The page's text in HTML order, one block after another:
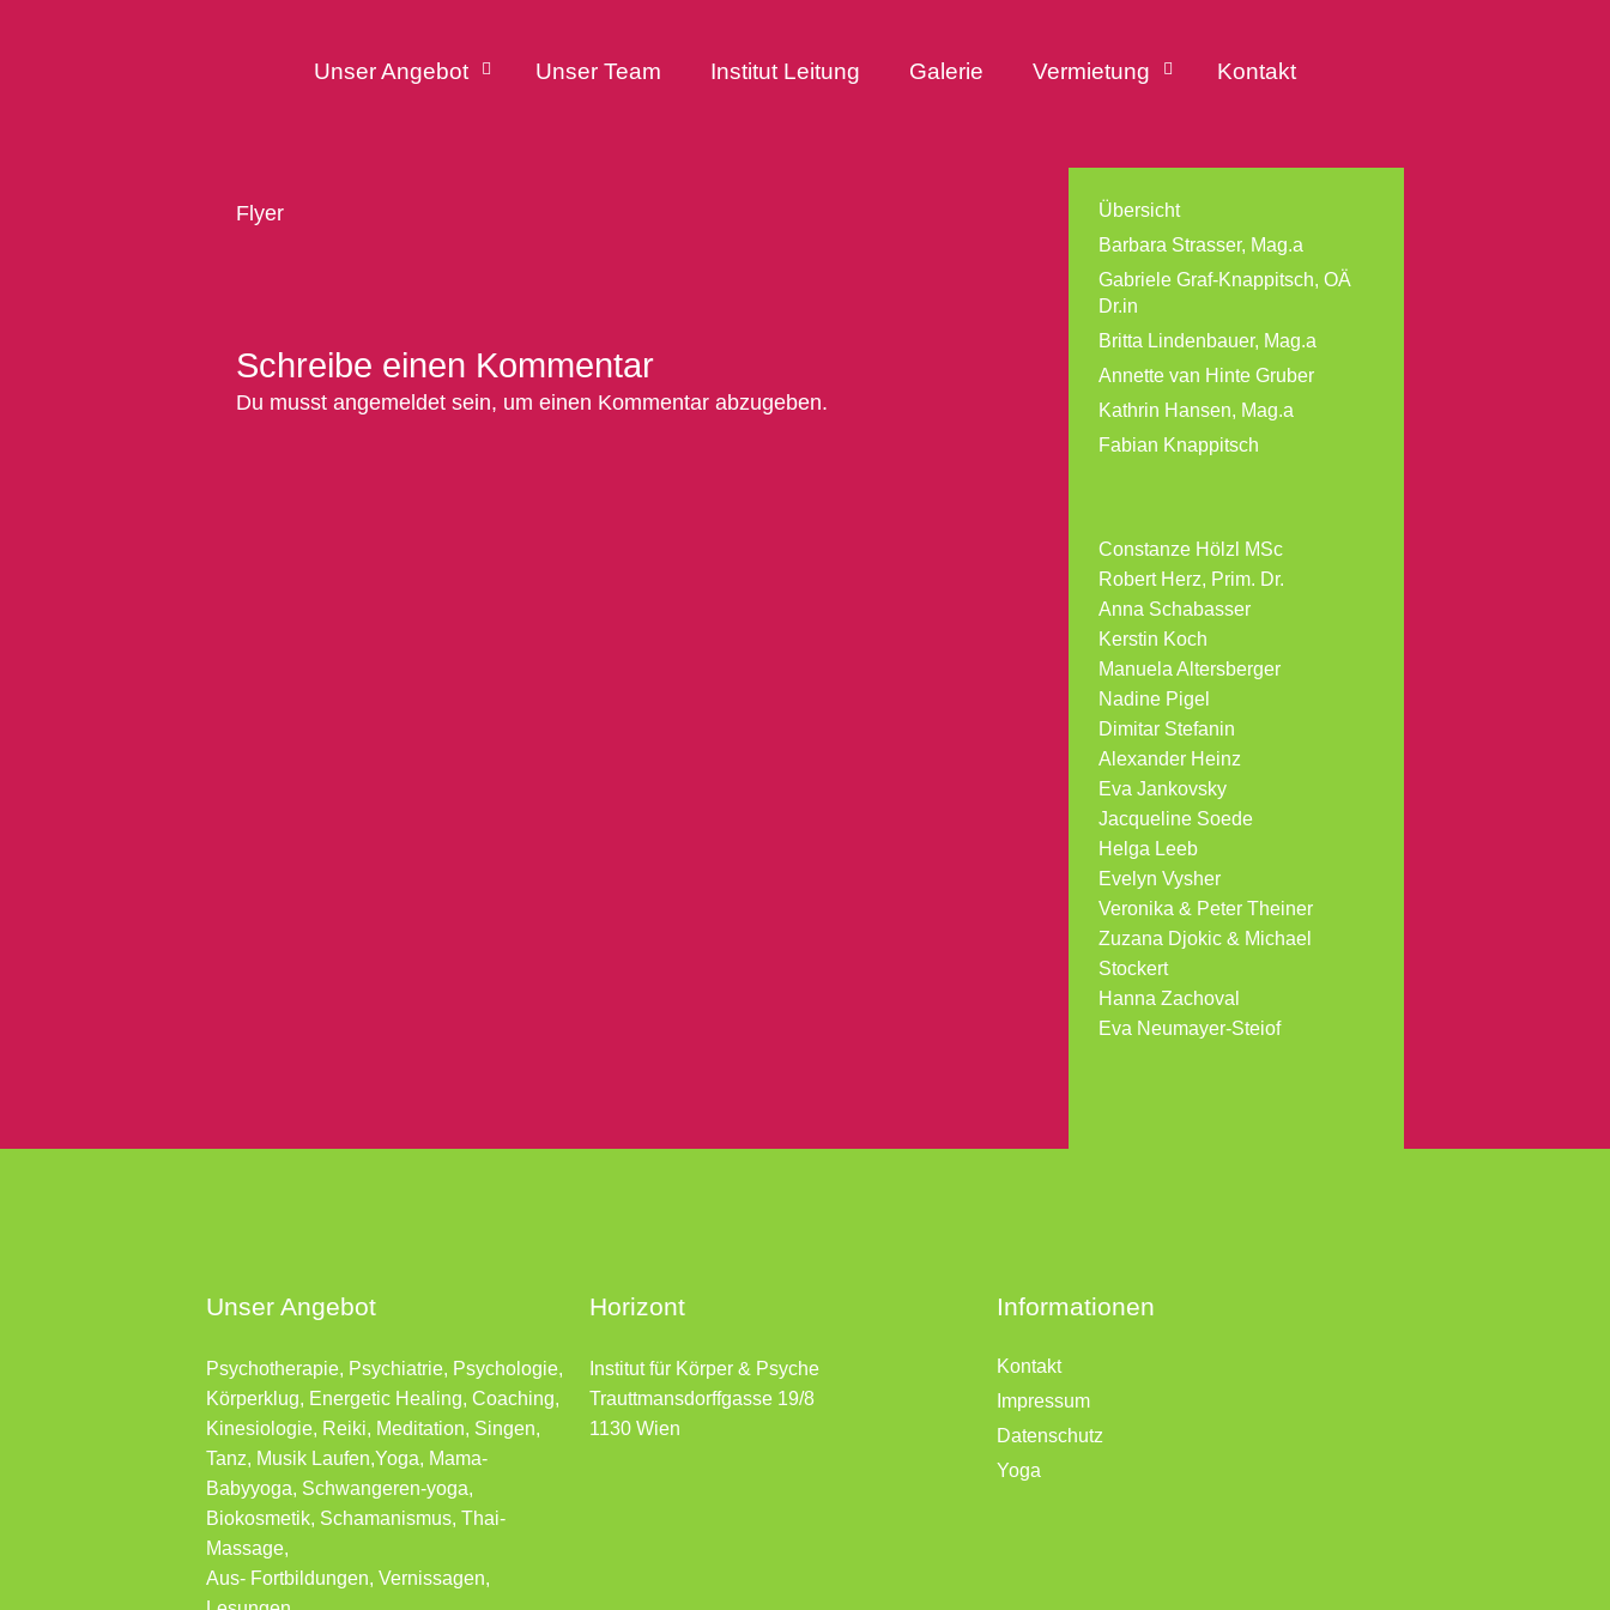
Unser Angebot Unser Team Institut Leitung Galerie Vermietung Kontakt
Flyer
Schreibe einen Kommentar
Du musst angemeldet sein, um einen Kommentar abzugeben.
Übersicht
Barbara Strasser, Mag.a
Gabriele Graf-Knappitsch, OÄ
Dr.in
Britta Lindenbauer, Mag.a
Annette van Hinte Gruber
Kathrin Hansen, Mag.a
Fabian Knappitsch
Constanze Hölzl MSc
Robert Herz, Prim. Dr.
Anna Schabasser
Kerstin Koch
Manuela Altersberger
Nadine Pigel
Dimitar Stefanin
Alexander Heinz
Eva Jankovsky
Jacqueline Soede
Helga Leeb
Evelyn Vysher
Veronika & Peter Theiner
Zuzana Djokic & Michael
Stockert
Hanna Zachoval
Eva Neumayer-Steiof
Unser Angebot
Psychotherapie, Psychiatrie, Psychologie,
Körperklug, Energetic Healing, Coaching,
Kinesiologie, Reiki, Meditation, Singen,
Tanz, Musik Laufen,Yoga, Mama-
Babyyoga, Schwangeren-yoga,
Biokosmetik, Schamanismus, Thai-
Massage,
Aus- Fortbildungen, Vernissagen,
Horizont
Institut für Körper & Psyche
Trauttmansdorffgasse 19/8
1130 Wien
Informationen
Kontakt
Impressum
Datenschutz
Yoga